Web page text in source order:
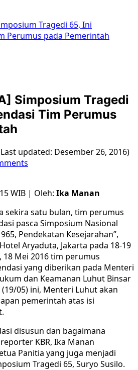
Tragedi 65, Ini
Perumus pada Pemerintah
Simposium Tragedi
Tim Perumus
updated: Desember 26, 2016)
WIB | Oleh: Ika Manan
sekira satu bulan, tim perumus
pasca Simposium Nasional
Pendekatan Kesejarahan”,
Aryaduta, Jakarta pada 18-19
18 Mei 2016 tim perumus
yang diberikan pada Menteri
dan Keamanan Luhut Binsar
(19/05) ini, Menteri Luhut akan
pemerintah atas isi
disusun dan bagaimana
KBR, Ika Manan
Panitia yang juga menjadi
Tragedi 65, Suryo Susilo.